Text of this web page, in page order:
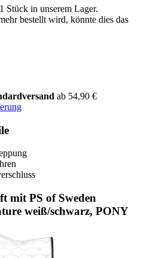
Stück in unserem Lager.
bestellt wird, könnte dies das
ab 54,90 €
mit PS of Sweden
weiß/schwarz, PONY